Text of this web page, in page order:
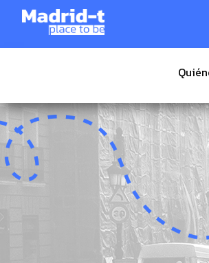
Tiempo de lectura: 5 minutos